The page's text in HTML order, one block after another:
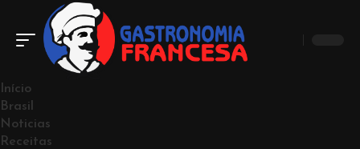
Início
Brasil
Noticias
Receitas